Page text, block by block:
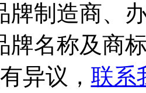
牌制造商、
牌名称及商
异议， 联系